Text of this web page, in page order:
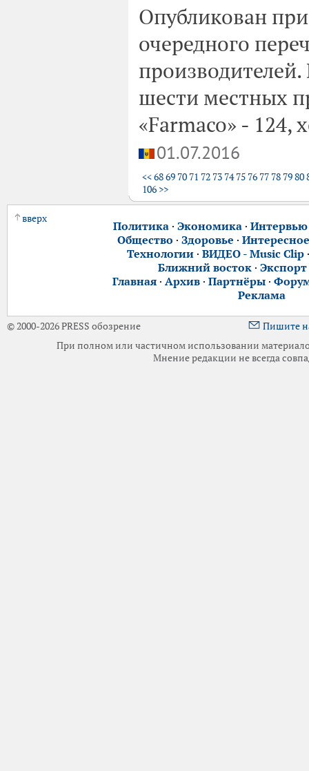
Опубликован
очередного
шести местных
«Farmaco» - 124,
01.07.2016
<<6869 70 71 72 73 74 75 76 77 78 7980
106 >>
вверх
Политика· Экономика· Интервью
Общество · Здоровье · Интересное
Технологии· ВИДЕО - Music Clip
Ближний восток ·
Главная· Архив· Партнёры·
Реклама
© 2000-2026 PRESS обозрение
Пишите
При полном или частичном использовании
Мнение редакции не всегда